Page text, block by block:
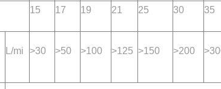
15 17 19 21 25 30 35
L/mi >30 >50 >100 >125 >150 >200